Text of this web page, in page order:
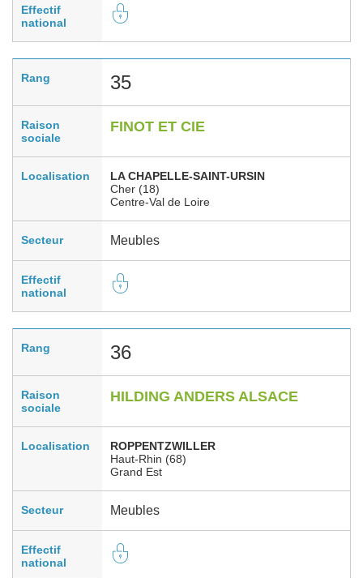
Effectif
national
Rang 35
Raison
sociale
FINOT ET CIE
Localisation
LA CHAPELLE-SAINT-URSIN
Cher (18)
Centre-Val de Loire
Secteur Meubles
Effectif
national
Rang 36
Raison
sociale
HILDING ANDERS ALSACE
Localisation
ROPPENTZWILLER
Haut-Rhin (68)
Grand Est
Secteur Meubles
Effectif
national